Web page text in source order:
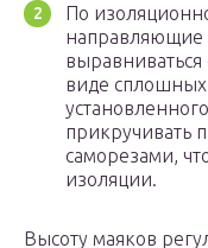
По
направляющие
выравниваться
виде сплошных
прикручивать
саморезами,
изоляции.
Высоту маяков